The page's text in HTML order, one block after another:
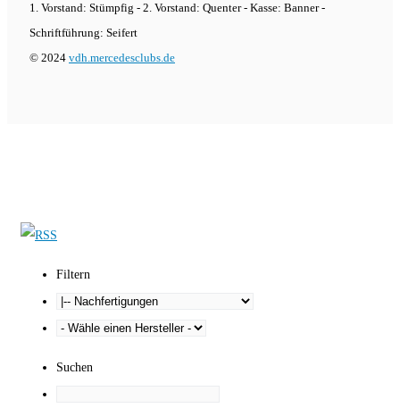
1. Vorstand: Stümpfig - 2. Vorstand: Quenter - Kasse: Banner -
Schriftführung: Seifert
© 2024 vdh.mercedesclubs.de
Filtern
Suchen